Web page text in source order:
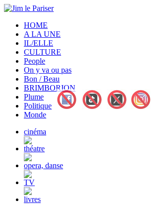
HOME
A LA UNE
IL/ELLE
CULTURE
People
On y va ou pas
Bon / Beau
BRIMBORION
Plume
Politique
Monde
cinéma
théatre
opera, danse
TV
livres